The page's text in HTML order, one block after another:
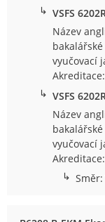
↳ VSFS
Název
vyučovací
↳ VSFS
Název
vyučovací
↳ Směr: